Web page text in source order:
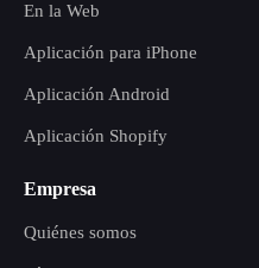
En la Web
Aplicación para iPhone
Aplicación Android
Aplicación Shopify
Empresa
Quiénes somos